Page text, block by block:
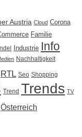
Austria Cloud Corona
Familie
Industrie Info
Nachhaltigkeit
RTL Seo Shopping
Trend Trends TV
Österreich